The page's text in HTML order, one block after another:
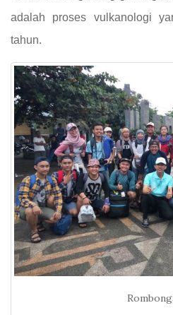
adalah proses vulkanologi
tahun.